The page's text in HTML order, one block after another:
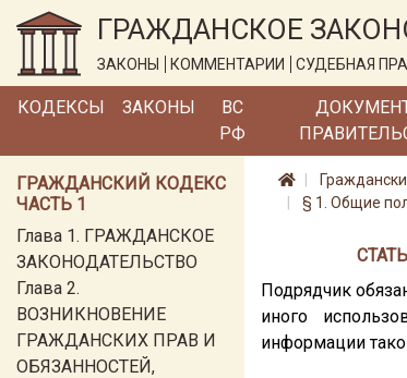
ГРАЖДАНСКОЕ
ЗАКОНЫ КОММЕНТАРИИ СУДЕБНАЯ
КОДЕКСЫ ЗАКОНЫ
ВС
РФ
ГРАЖДАНСКИЙ КОДЕКС
ЧАСТЬ 1
Глава 1. ГРАЖДАНСКОЕ
ЗАКОНОДАТЕЛЬСТВО
Глава 2.
ВОЗНИКНОВЕНИЕ
ГРАЖДАНСКИХ ПРАВ И
ОБЯЗАННОСТЕЙ,
§ 1. Общие
Подрядчик
иного
информации